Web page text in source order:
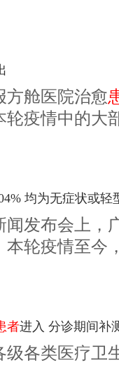
方舱医院治愈
疫情中的大
均为无症状或轻
发布会上，
轮疫情至今
者进入 分诊期间补
各类医疗卫